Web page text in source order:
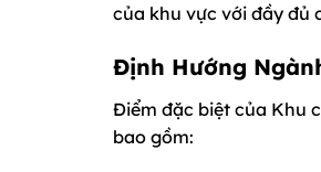
của khu vực với đầy đủ
Định Hướng
Điểm đặc biệt của Khu
bao gồm: